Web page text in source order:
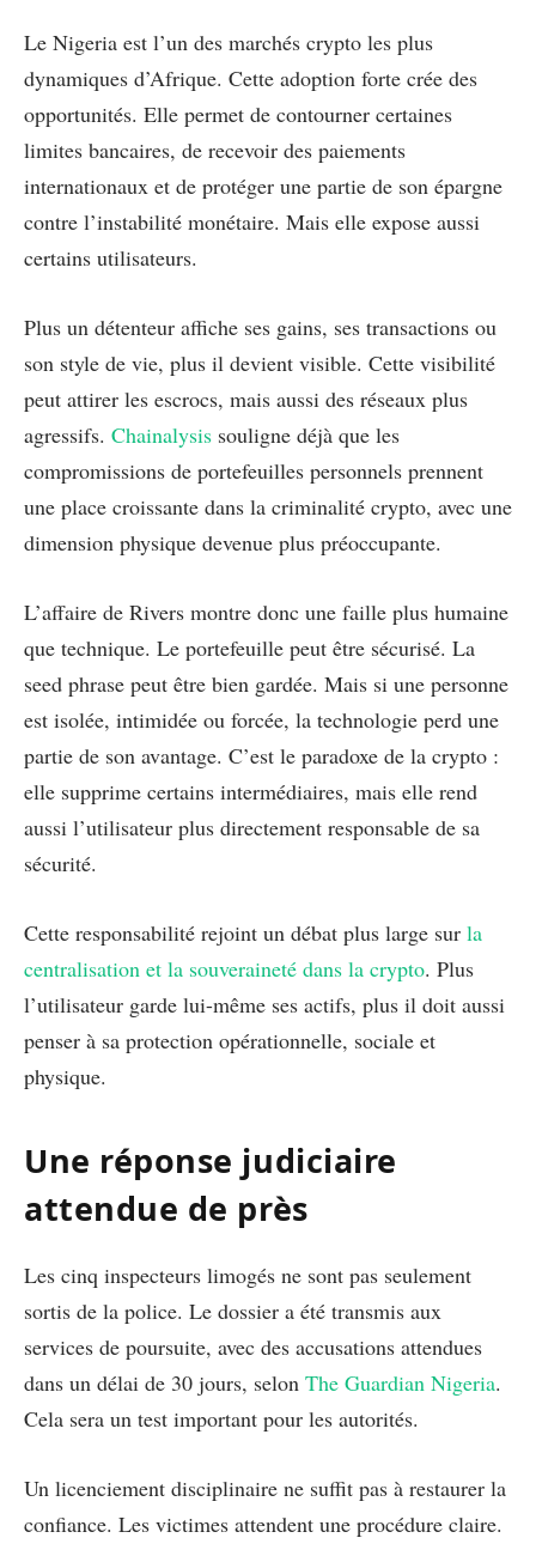
Le Nigeria est l’un des marchés crypto les plus
dynamiques d’Afrique. Cette adoption forte crée des
opportunités. Elle permet de contourner certaines
limites bancaires, de recevoir des paiements
internationaux et de protéger une partie de son épargne
contre l’instabilité monétaire. Mais elle expose aussi
certains utilisateurs.
Plus un détenteur affiche ses gains, ses transactions ou
son style de vie, plus il devient visible. Cette visibilité
peut attirer les escrocs, mais aussi des réseaux plus
agressifs. Chainalysis souligne déjà que les
compromissions de portefeuilles personnels prennent
une place croissante dans la criminalité crypto, avec une
dimension physique devenue plus préoccupante.
L’affaire de Rivers montre donc une faille plus humaine
que technique. Le portefeuille peut être sécurisé. La
seed phrase peut être bien gardée. Mais si une personne
est isolée, intimidée ou forcée, la technologie perd une
partie de son avantage. C’est le paradoxe de la crypto :
elle supprime certains intermédiaires, mais elle rend
aussi l’utilisateur plus directement responsable de sa
sécurité.
Cette responsabilité rejoint un débat plus large sur la
centralisation et la souveraineté dans la crypto. Plus
l’utilisateur garde lui-même ses actifs, plus il doit aussi
penser à sa protection opérationnelle, sociale et
physique.
Une réponse judiciaire
attendue de près
Les cinq inspecteurs limogés ne sont pas seulement
sortis de la police. Le dossier a été transmis aux
services de poursuite, avec des accusations attendues
dans un délai de 30 jours, selon The Guardian Nigeria.
Cela sera un test important pour les autorités.
Un licenciement disciplinaire ne suffit pas à restaurer la
confiance. Les victimes attendent une procédure claire.